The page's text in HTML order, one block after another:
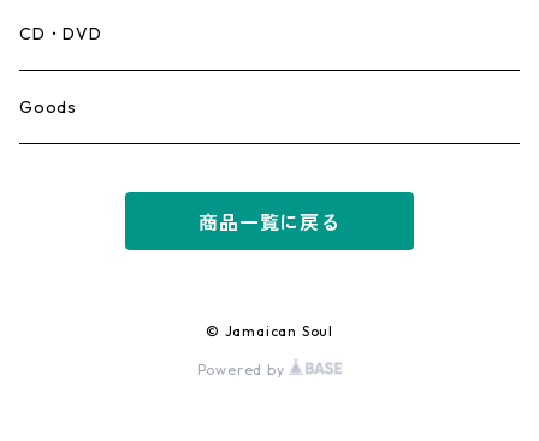
Mento,Calypso,Ballad
Ska
CD・DVD
Goods
商品一覧に戻る
© Jamaican Soul
Powered by